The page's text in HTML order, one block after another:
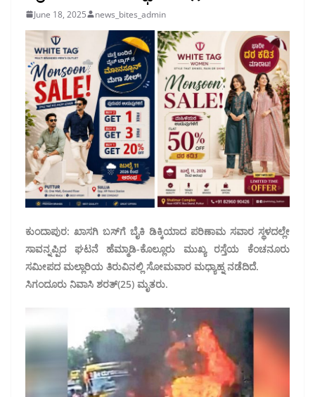
June 18, 2025 news_bites_admin
ಕುಂದಾಪುರ: ಖಾಸಗಿ ಬಸ್‌ಗೆ ಬೈಕಿ ಡಿಕ್ಕಿಯಾದ ಪರಿಣಾಮ ಸವಾರ ಸ್ಥಳದಲ್ಲೇ
ಸಾವನ್ನಪ್ಪಿದ ಘಟನೆ ಹೆಮ್ಮಾಡಿ-ಕೊಲ್ಲೂರು ಮುಖ್ಯ ರಸ್ತೆಯ ಕೆಂಚನೂರು
ಸಮೀಪದ ಮಲ್ಲಾರಿಯ ತಿರುವಿನಲ್ಲಿ ಸೋಮವಾರ ಮಧ್ಯಾಹ್ನ ನಡೆದಿದೆ.
ಸಿಗಂದೂರು ನಿವಾಸಿ ಶರತ್(25) ಮೃತರು.